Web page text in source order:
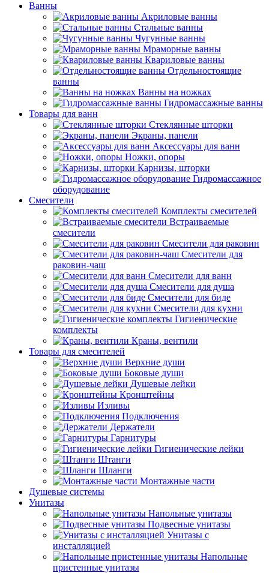
Ванны
Акриловые ванны
Стальные ванны
Чугунные ванны
Мраморные ванны
Квариловые ванны
Отдельностоящие
ванны
Ванны на ножках
Гидромассажные ванны
Товары для ванн
Стеклянные шторки
Экраны, панели
Аксессуары для ванн
Ножки, опоры
Карнизы, шторки
Гидромассажное
оборудование
Смесители
Комплекты смесителей
Встраиваемые
смесители
Смесители для раковин
Смесители для
раковин-чаш
Смесители для ванн
Смесители для душа
Смесители для биде
Смесители для кухни
Гигиенические
комплекты
Краны, вентили
Товары для смесителей
Верхние души
Боковые души
Душевые лейки
Кронштейны
Изливы
Подключения
Держатели
Гарнитуры
Гигиенические лейки
Штанги
Шланги
Монтажные части
Душевые системы
Унитазы
Напольные унитазы
Подвесные унитазы
Унитазы с
инсталляцией
Напольные
пристенные унитазы